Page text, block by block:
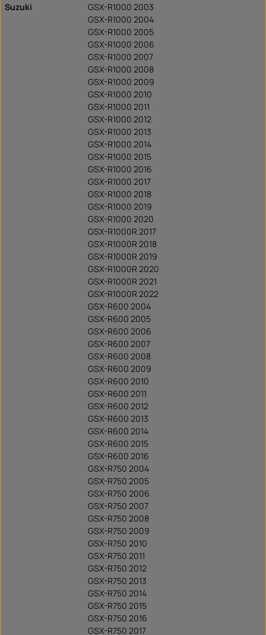
Suzuki
GSX-R1000 2003
GSX-R1000 2004
GSX-R1000 2005
GSX-R1000 2006
GSX-R1000 2007
GSX-R1000 2008
GSX-R1000 2009
GSX-R1000 2010
GSX-R1000 2011
GSX-R1000 2012
GSX-R1000 2013
GSX-R1000 2014
GSX-R1000 2015
GSX-R1000 2016
GSX-R1000 2017
GSX-R1000 2018
GSX-R1000 2019
GSX-R1000 2020
GSX-R1000R 2017
GSX-R1000R 2018
GSX-R1000R 2019
GSX-R1000R 2020
GSX-R1000R 2021
GSX-R1000R 2022
GSX-R600 2004
GSX-R600 2005
GSX-R600 2006
GSX-R600 2007
GSX-R600 2008
GSX-R600 2009
GSX-R600 2010
GSX-R600 2011
GSX-R600 2012
GSX-R600 2013
GSX-R600 2014
GSX-R600 2015
GSX-R600 2016
GSX-R750 2004
GSX-R750 2005
GSX-R750 2006
GSX-R750 2007
GSX-R750 2008
GSX-R750 2009
GSX-R750 2010
GSX-R750 2011
GSX-R750 2012
GSX-R750 2013
GSX-R750 2014
GSX-R750 2015
GSX-R750 2016
GSX-R750 2017